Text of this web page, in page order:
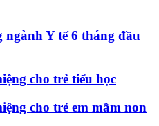
ngành Y tế 6 tháng đầu
cho trẻ tiểu học
cho trẻ em mầm non